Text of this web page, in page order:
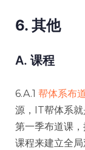
6. 其他
A. 课程
6.A.1 帮体系布
源，IT帮体系
第一季布道课
课程来建立全